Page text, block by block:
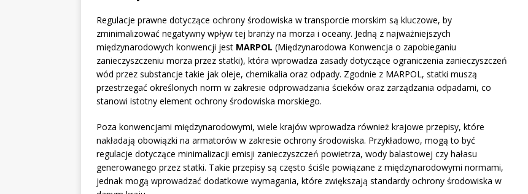
Regulacje prawne dotyczące ochrony środowiska w transporcie morskim są kluczowe, by
zminimalizować negatywny wpływ tej branży na morza i oceany. Jedną z najważniejszych
międzynarodowych konwencji jest MARPOL (Międzynarodowa Konwencja o zapobieganiu
zanieczyszczeniu morza przez statki), która wprowadza zasady dotyczące ograniczenia zanieczyszczeń
wód przez substancje takie jak oleje, chemikalia oraz odpady. Zgodnie z MARPOL, statki muszą
przestrzegać określonych norm w zakresie odprowadzania ścieków oraz zarządzania odpadami, co
stanowi istotny element ochrony środowiska morskiego.
Poza konwencjami międzynarodowymi, wiele krajów wprowadza również krajowe przepisy, które
nakładają obowiązki na armatorów w zakresie ochrony środowiska. Przykładowo, mogą to być
regulacje dotyczące minimalizacji emisji zanieczyszczeń powietrza, wody balastowej czy hałasu
generowanego przez statki. Takie przepisy są często ściśle powiązane z międzynarodowymi normami,
jednak mogą wprowadzać dodatkowe wymagania, które zwiększają standardy ochrony środowiska w